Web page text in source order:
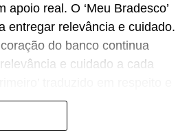
real. O ‘Meu Bradesco’
entregar relevância e cuidado.
do banco continua
e cuidado a cada